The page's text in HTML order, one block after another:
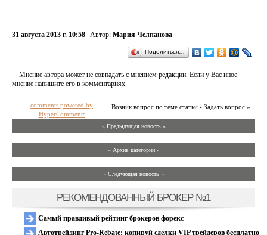
31 августа 2013 г. 10:58 Автор: Мария Челпанова
Поделиться…
Мнение автора может не совпадать с мнением редакции. Если у Вас иное
мнение напишите его в комментариях.
Возник вопрос по теме статьи - Задать вопрос »
comments powered by
HyperComments
« Предыдущая новость «
» Архив категории «
» Следующая новость »
РЕКОМЕНДОВАННЫЙ БРОКЕР №1
Самый правдивый рейтинг брокеров форекс
Автотрейдинг Pro-Rebate: копируй сделки VIP трейдеров бесплатно